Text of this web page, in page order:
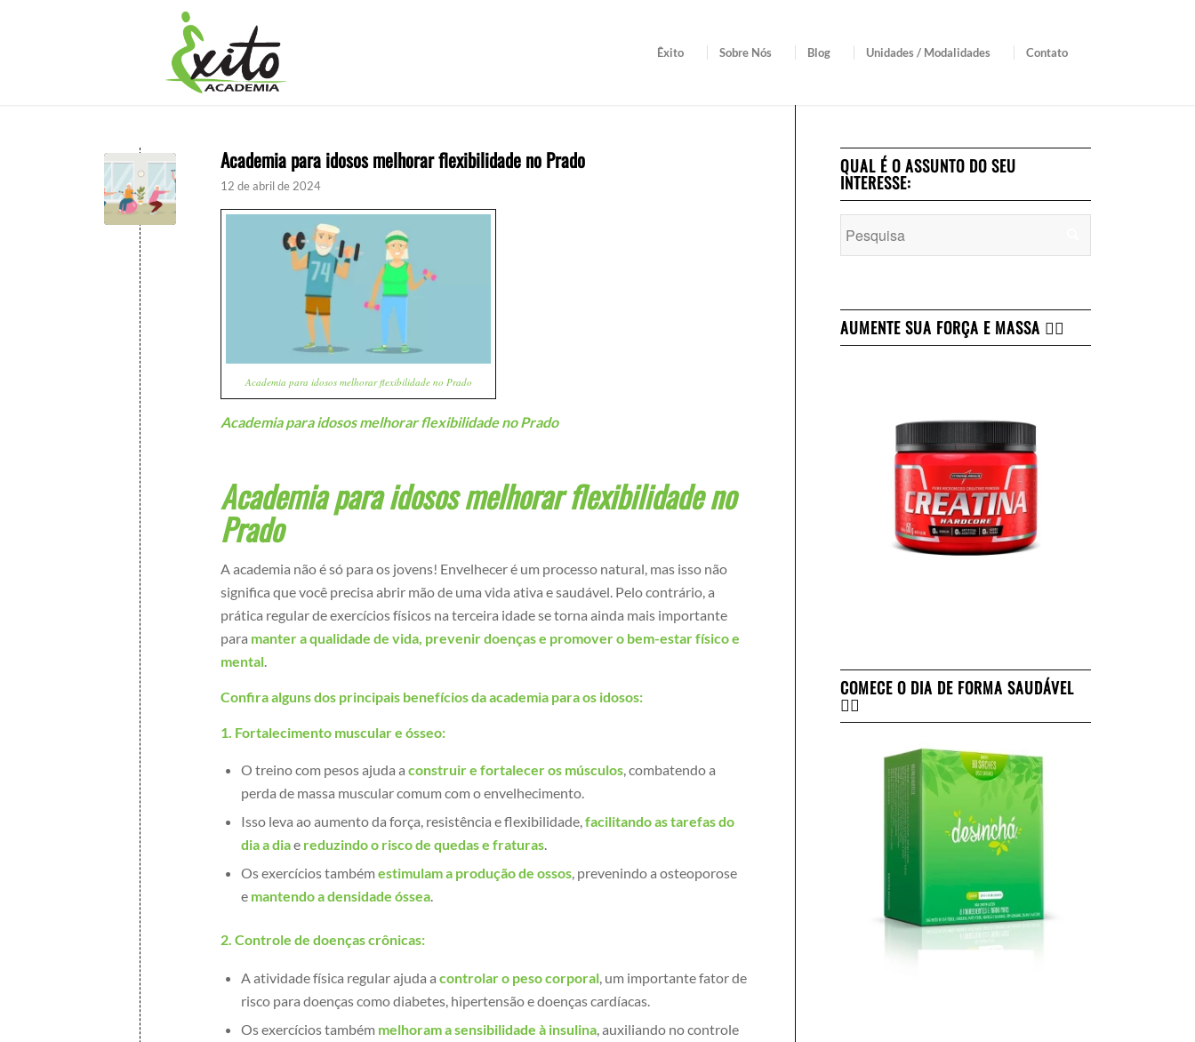
Êxito Sobre Nós Blog Unidades / Modalidades Contato
Academia para idosos melhorar flexibilidade no Prado
12 de abril de 2024
Academia para idosos melhorar flexibilidade no Prado
Academia para idosos melhorar flexibilidade no Prado
Academia para idosos melhorar flexibilidade no
Prado
A academia não é só para os jovens! Envelhecer é um processo natural, mas isso não
significa que você precisa abrir mão de uma vida ativa e saudável. Pelo contrário, a
prática regular de exercícios físicos na terceira idade se torna ainda mais importante
para manter a qualidade de vida, prevenir doenças e promover o bem-estar físico e
mental.
Confira alguns dos principais benefícios da academia para os idosos:
1. Fortalecimento muscular e ósseo:
O treino com pesos ajuda aconstruir e fortalecer os músculos, combatendo a
perda de massa muscular comum com o envelhecimento.
Isso leva ao aumento da força, resistência e flexibilidade,facilitando as tarefas do
dia a diae reduzindo o risco de quedas e fraturas.
Os exercícios tambémestimulam a produção de ossos, prevenindo a osteoporose
e mantendo a densidade óssea.
2. Controle de doenças crônicas:
A atividade física regular ajuda acontrolar o peso corporal, um importante fator de
risco para doenças como diabetes, hipertensão e doenças cardíacas.
Os exercícios também melhoram a sensibilidade à insulina, auxiliando no controle
QUAL É O ASSUNTO DO SEU
INTERESSE:
AUMENTE SUA FORÇA E MASSA 👇🏻
COMECE O DIA DE FORMA SAUDÁVEL
👇🏻